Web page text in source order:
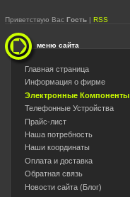
Приветствую Вас Гость | RSS
меню сайта
Главная страница
Информация о фирме
Электронные Компоненты
Телефонные Устройства
Прайс-лист
Наша потребность
Наши координаты
Оплата и доставка
Обратная связь
Новости сайта (Блог)